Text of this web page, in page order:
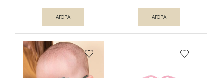
ΑΓΟΡΑ ΑΓΟΡΑ